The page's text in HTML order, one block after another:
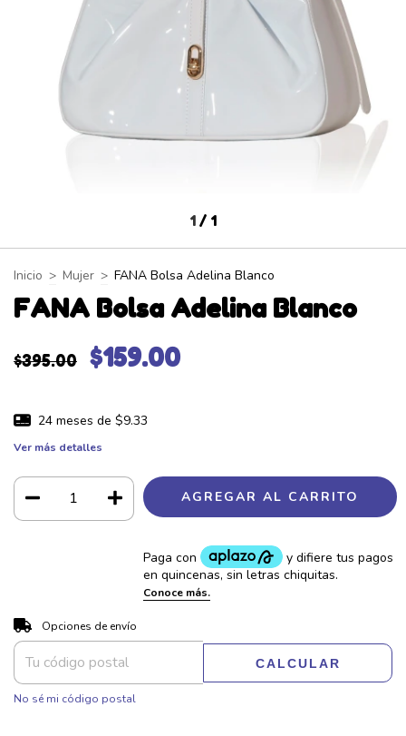
1 / 1
Inicio > Mujer > FANA Bolsa Adelina Blanco
FANA Bolsa Adelina Blanco
$395.00 $159.00
24 meses de $9.33
Ver más detalles
Entregas para el CP:
Opciones de envío
CALCULAR
No sé mi código postal